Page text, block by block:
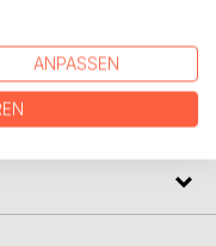
ANPASSEN